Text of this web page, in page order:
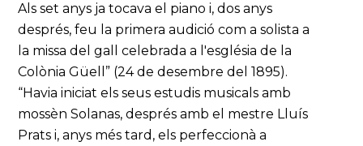
Als set anys ja tocava el piano i, dos anys
després, feu la primera audició com a solista a
la missa del gall celebrada a l'església de la
Colònia Güell” (24 de desembre del 1895).
“Havia iniciat els seus estudis musicals amb
mossèn Solanas, després amb el mestre Lluís
Prats i, anys més tard, els perfeccionà a